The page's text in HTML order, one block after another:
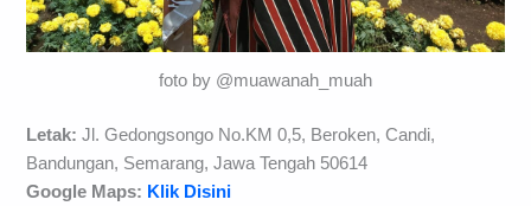
foto by @muawanah_muah
Letak: Jl. Gedongsongo No.KM 0,5, Beroken, Candi,
Bandungan, Semarang, Jawa Tengah 50614
Google Maps: Klik Disini